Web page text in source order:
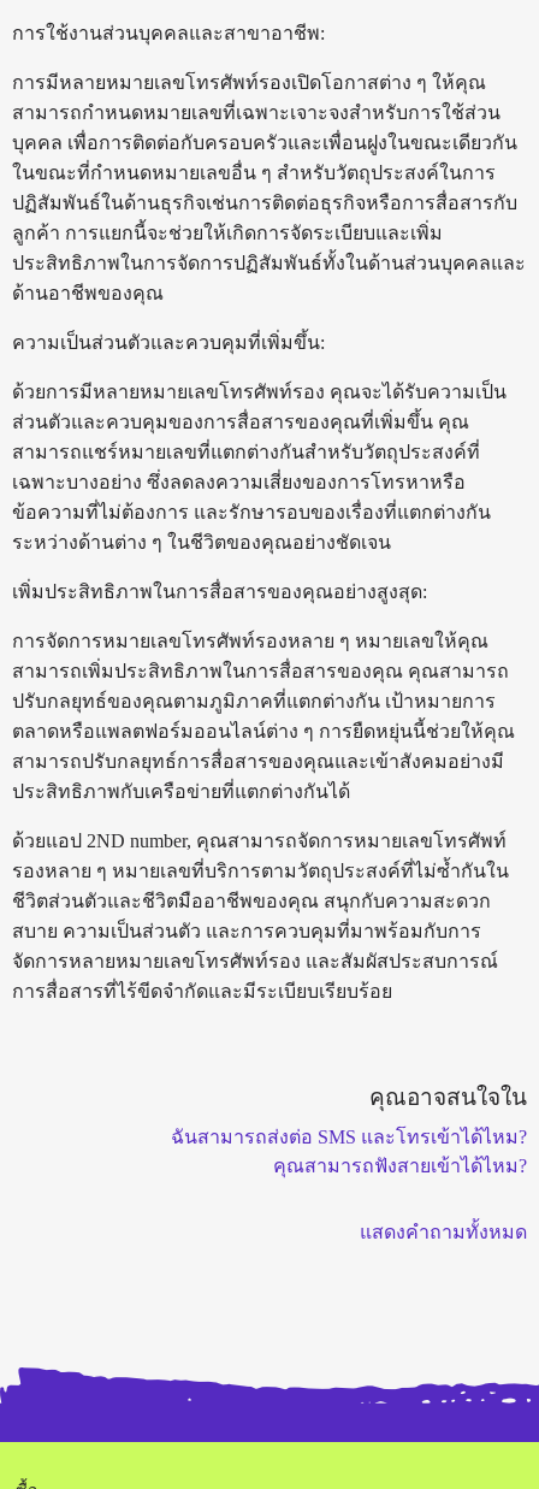
การใช้งานส่วนบุคคลและสาขาอาชีพ:
การมีหลายหมายเลขโทรศัพท์รองเปิดโอกาสต่าง ๆ ให้คุณ
สามารถกำหนดหมายเลขที่เฉพาะเจาะจงสำหรับการใช้ส่วน
บุคคล เพื่อการติดต่อกับครอบครัวและเพื่อนฝูงในขณะเดียวกัน
ในขณะที่กำหนดหมายเลขอื่น ๆ สำหรับวัตถุประสงค์ในการ
ปฏิสัมพันธ์ในด้านธุรกิจเช่นการติดต่อธุรกิจหรือการสื่อสารกับ
ลูกค้า การแยกนี้จะช่วยให้เกิดการจัดระเบียบและเพิ่ม
ประสิทธิภาพในการจัดการปฏิสัมพันธ์ทั้งในด้านส่วนบุคคลและ
ด้านอาชีพของคุณ
ความเป็นส่วนตัวและควบคุมที่เพิ่มขึ้น:
ด้วยการมีหลายหมายเลขโทรศัพท์รอง คุณจะได้รับความเป็น
ส่วนตัวและควบคุมของการสื่อสารของคุณที่เพิ่มขึ้น คุณ
สามารถแชร์หมายเลขที่แตกต่างกันสำหรับวัตถุประสงค์ที่
เฉพาะบางอย่าง ซึ่งลดลงความเสี่ยงของการโทรหาหรือ
ข้อความที่ไม่ต้องการ และรักษารอบของเรื่องที่แตกต่างกัน
ระหว่างด้านต่าง ๆ ในชีวิตของคุณอย่างชัดเจน
เพิ่มประสิทธิภาพในการสื่อสารของคุณอย่างสูงสุด:
การจัดการหมายเลขโทรศัพท์รองหลาย ๆ หมายเลขให้คุณ
สามารถเพิ่มประสิทธิภาพในการสื่อสารของคุณ คุณสามารถ
ปรับกลยุทธ์ของคุณตามภูมิภาคที่แตกต่างกัน เป้าหมายการ
ตลาดหรือแพลตฟอร์มออนไลน์ต่าง ๆ การยืดหยุ่นนี้ช่วยให้คุณ
สามารถปรับกลยุทธ์การสื่อสารของคุณและเข้าสังคมอย่างมี
ประสิทธิภาพกับเครือข่ายที่แตกต่างกันได้
ด้วยแอป 2ND number, คุณสามารถจัดการหมายเลขโทรศัพท์
รองหลาย ๆ หมายเลขที่บริการตามวัตถุประสงค์ที่ไม่ซ้ำกันใน
ชีวิตส่วนตัวและชีวิตมืออาชีพของคุณ สนุกกับความสะดวก
สบาย ความเป็นส่วนตัว และการควบคุมที่มาพร้อมกับการ
จัดการหลายหมายเลขโทรศัพท์รอง และสัมผัสประสบการณ์
การสื่อสารที่ไร้ขีดจำกัดและมีระเบียบเรียบร้อย
คุณอาจสนใจใน
ฉันสามารถส่งต่อ SMS และโทรเข้าได้ไหม?
คุณสามารถฟังสายเข้าได้ไหม?
แสดงคำถามทั้งหมด